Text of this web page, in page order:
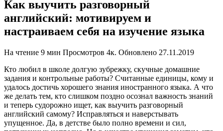
Как выучить разговорный
английский: мотивируем и
настраиваем себя на изучение языка
На чтение 9 мин Просмотров 4к. Обновлено 27.11.2019
Кто любил в школе долгую зубрежку, скучные домашние
задания и контрольные работы? Считанные единицы, кому и
удалось достичь хорошего знания иностранного языка. А что
же делать тем, кто слишком поздно осознал важность знаний
и теперь судорожно ищет, как выучить разговорный
английский самому? Исправляться и наверстывать
упущенное. Да, в детстве было полно времени и сил,